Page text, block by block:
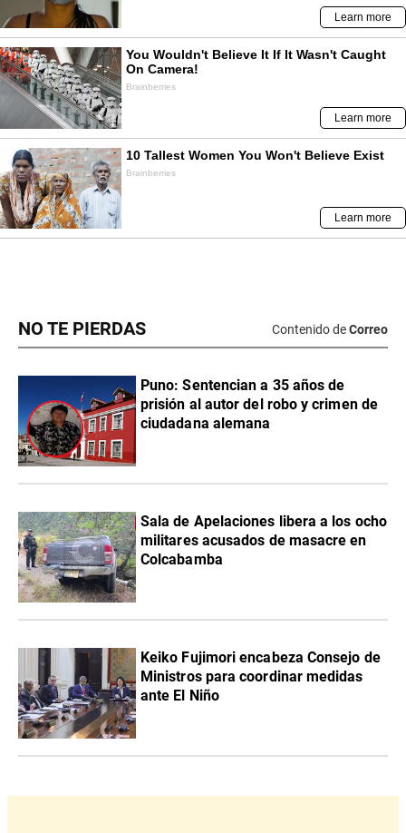
NO TE PIERDAS Contenido deCorreo
Puno: Sentencian a 35 años de
prisión al autor del robo y crimen de
ciudadana alemana
Sala de Apelaciones libera a los ocho
militares acusados de masacre en
Colcabamba
Keiko Fujimori encabeza Consejo de
Ministros para coordinar medidas
ante El Niño